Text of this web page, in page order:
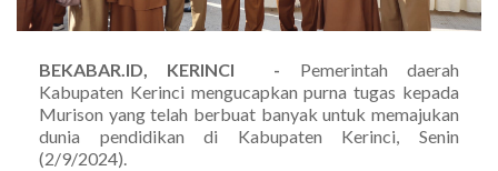
BEKABAR.ID, KERINCI - Pemerintah daerah
Kabupaten Kerinci mengucapkan purna tugas kepada
Murison yang telah berbuat banyak untuk memajukan
dunia pendidikan di Kabupaten Kerinci, Senin
(2/9/2024).